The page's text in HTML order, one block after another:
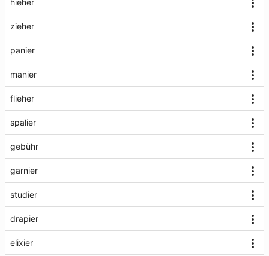
hieher
zieher
panier
manier
flieher
spalier
gebühr
garnier
studier
drapier
elixier